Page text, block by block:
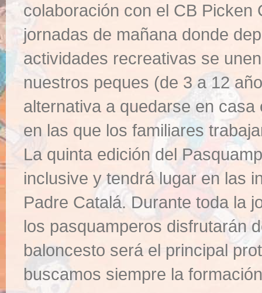
colaboración con el CB Picken
jornadas de mañana donde
actividades recreativas se
nuestros peques (de 3 a 12
alternativa a quedarse en casa
en las que los familiares
La quinta edición del
inclusive y tendrá lugar en las
Padre Catalá. Durante toda la
los pasquamperos disfrutarán
baloncesto será el principal
buscamos siempre la